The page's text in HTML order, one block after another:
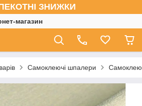
ЗНИЖКИ
магазин
Самоклеючі шпалери